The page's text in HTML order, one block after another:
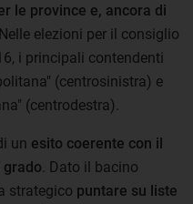
le province e, ancora di
. Nelle elezioni per il consiglio
i principali contendenti
(centrosinistra) e
(centrodestra).
un esito coerente con il
. Dato il bacino
strategico puntare su liste